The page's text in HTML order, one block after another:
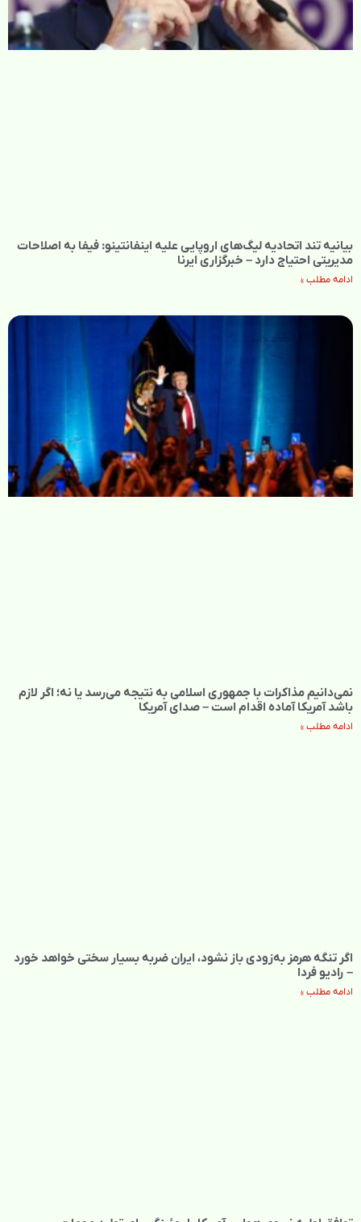
بیانیه تند اتحادیه لیگ‌های اروپایی علیه اینفانتینو: فیفا به اصلاحات
مدیریتی احتیاج دارد – خبرگزاری ایرنا
ادامه مطلب »
نمی‌دانیم مذاکرات با جمهوری اسلامی به نتیجه می‌رسد یا نه؛ اگر لازم
باشد آمریکا آماده اقدام است – صدای آمریکا
ادامه مطلب »
اگر تنگه هرمز به‌زودی باز نشود، ایران ضربه بسیار سختی خواهد خورد
– رادیو فردا
ادامه مطلب »